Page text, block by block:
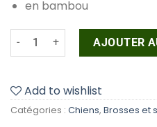
en bambou
quantité de Démêleur poil
AJOUTER
Add to wishlist
Catégories : Chiens, Brosses et